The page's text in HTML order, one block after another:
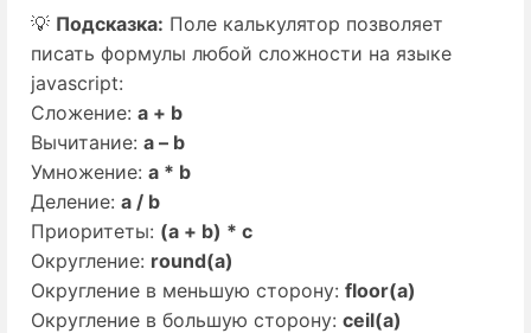
💡 Подсказка: Поле калькулятор позволяет
писать формулы любой сложности на языке
javascript:
Сложение: a + b
Вычитание: a – b
Умножение: a * b
Деление: a / b
Приоритеты: (a + b) * c
Округление: round(a)
Округление в меньшую сторону: floor(a)
Округление в большую сторону: ceil(a)